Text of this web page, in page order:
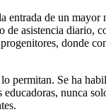
entrada de un mayor
de asistencia diario,
donde
permitan. Se ha
nunca